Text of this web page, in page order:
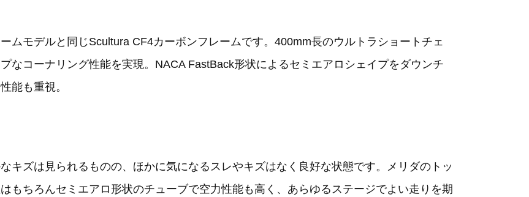
ムモデルと同じScultura CF4カーボンフレームです。400mm長のウルトラショートチェ
なコーナリング性能を実現。NACA FastBack形状によるセミエアロシェイプをダウンチ
能も重視。
キズは見られるものの、ほかに気になるスレやキズはなく良好な状態です。メリダのトッ
もちろんセミエアロ形状のチューブで空力性能も高く、あらゆるステージでよい走りを期